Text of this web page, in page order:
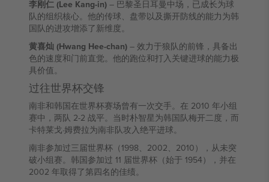
李刚仁 (Lee Kang-in) – 巴黎圣日耳曼中场，已成长为球
队的组织核心。他的传球、盘带以及撕开防线的能力为韩
国队的进攻增添了新维度。
黄喜灿 (Hwang Hee-chan) – 效力于狼队的前锋，具备出
色的速度和门前直觉。他的跑位和打入关键进球的能力极
具价值。
过往世界杯交锋
南非和韩国在世界杯赛场曾有一次交手。在 2010 年小组
赛中，两队 2-2 战平。当时朴智星为韩国队梅开二度，而
卡特莱戈·姆费拉为南非队攻入绝平进球。
南非参加过三届世界杯（1998、2002、2010），从未突
破小组赛。韩国参加过 11 届世界杯（始于 1954），并在
2002 年取得了第四名的佳绩。